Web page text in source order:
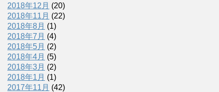
2018年12月 (20)
2018年11月 (22)
2018年8月 (1)
2018年7月 (4)
2018年5月 (2)
2018年4月 (5)
2018年3月 (2)
2018年1月 (1)
2017年11月 (42)